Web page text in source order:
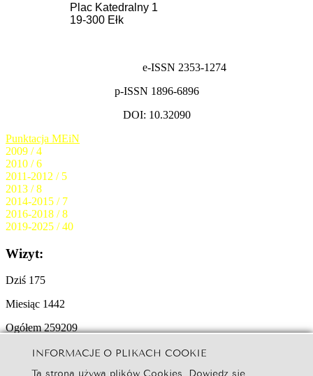
Plac Katedralny 1
19-300 Ełk
e-ISSN 2353-1274
p-ISSN 1896-6896
DOI: 10.32090
Punktacja MEiN
2009 / 4
2010 / 6
2011-2012 / 5
2013 / 8
2014-2015 / 7
2016-2018 / 8
2019-2025 / 40
Wizyt:
Dziś 175
Miesiąc 1442
Ogółem259209
© 2025 Copyright by Studia Ełckie:Creative Commons BY-NC-ND
INFORMACJE O PLIKACH COOKIE
Ta strona używa plików Cookies. Dowiedz się